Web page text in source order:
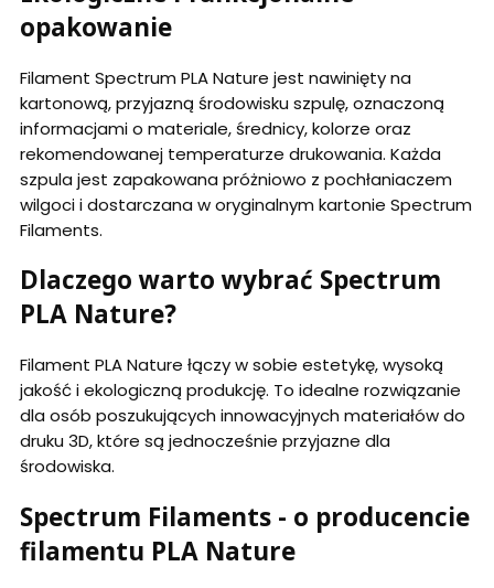
opakowanie
Filament Spectrum PLA Nature jest nawinięty na
kartonową, przyjazną środowisku szpulę, oznaczoną
informacjami o materiale, średnicy, kolorze oraz
rekomendowanej temperaturze drukowania. Każda
szpula jest zapakowana próżniowo z pochłaniaczem
wilgoci i dostarczana w oryginalnym kartonie Spectrum
Filaments.
Dlaczego warto wybrać Spectrum
PLA Nature?
Filament PLA Nature łączy w sobie estetykę, wysoką
jakość i ekologiczną produkcję. To idealne rozwiązanie
dla osób poszukujących innowacyjnych materiałów do
druku 3D, które są jednocześnie przyjazne dla
środowiska.
Spectrum Filaments - o producencie
filamentu PLA Nature